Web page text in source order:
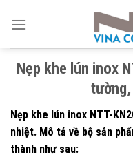
Nẹp khe lún inox
Nẹp khe lún inox NTT-
nhiệt. Mô tả về bộ sản
thành như sau: